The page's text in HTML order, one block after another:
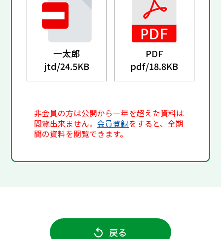
一太郎
jtd/24.5KB
PDF
pdf/18.8KB
非会員の方は公開から一年を超えた資料は
閲覧出来ません。会員登録をすると、全期
間の資料を閲覧できます。
戻る